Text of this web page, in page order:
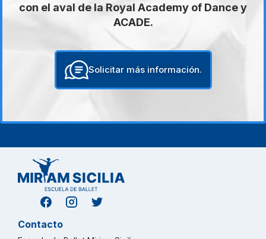
con el aval de la Royal Academy of Dance y
ACADE.
Solicitar más información.
Contacto